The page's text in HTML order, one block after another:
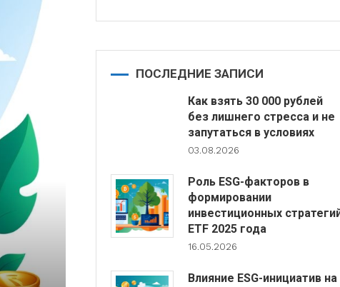
ПОСЛЕДНИЕ ЗАПИСИ
Как взять 30 000 рублей
без лишнего стресса и не
запутаться в условиях
03.08.2026
Роль ESG-факторов в
формировании
инвестиционных
ETF 2025 года
16.05.2026
Влияние ESG-инициатив на